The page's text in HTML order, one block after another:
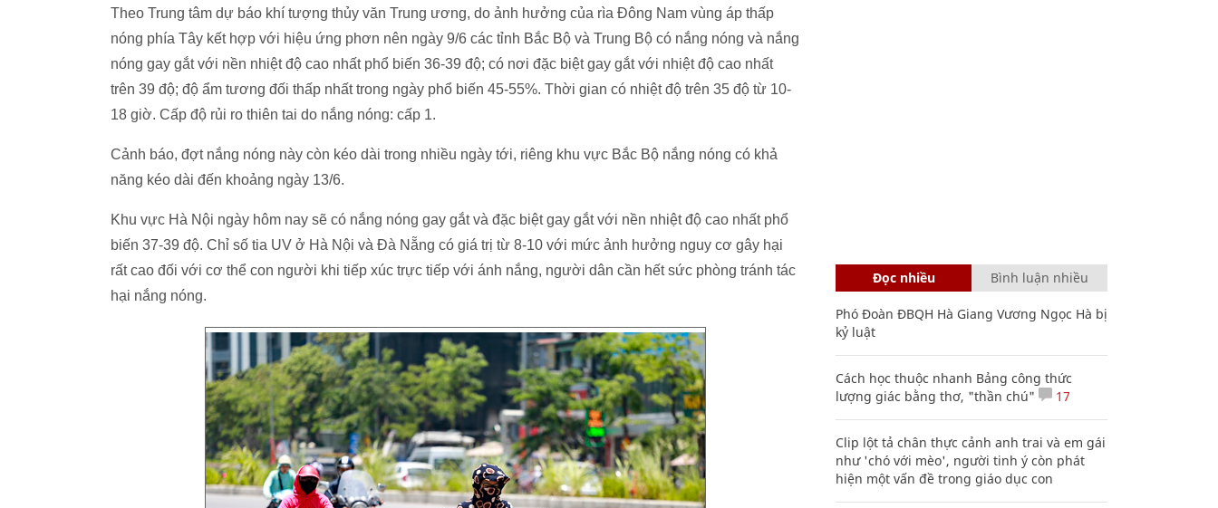
Theo Trung tâm dự báo khí tượng thủy văn Trung ương, do ảnh hưởng của rìa Đông Nam vùng áp thấp
nóng phía Tây kết hợp với hiệu ứng phơn nên ngày 9/6 các tỉnh Bắc Bộ và Trung Bộ có nắng nóng và nắng
nóng gay gắt với nền nhiệt độ cao nhất phổ biến 36-39 độ; có nơi đặc biệt gay gắt với nhiệt độ cao nhất
trên 39 độ; độ ẩm tương đối thấp nhất trong ngày phổ biến 45-55%. Thời gian có nhiệt độ trên 35 độ từ 10-
18 giờ. Cấp độ rủi ro thiên tai do nắng nóng: cấp 1.
Cảnh báo, đợt nắng nóng này còn kéo dài trong nhiều ngày tới, riêng khu vực Bắc Bộ nắng nóng có khả
năng kéo dài đến khoảng ngày 13/6.
Khu vực Hà Nội ngày hôm nay sẽ có nắng nóng gay gắt và đặc biệt gay gắt với nền nhiệt độ cao nhất phổ
biến 37-39 độ. Chỉ số tia UV ở Hà Nội và Đà Nẵng có giá trị từ 8-10 với mức ảnh hưởng nguy cơ gây hại
rất cao đối với cơ thể con người khi tiếp xúc trực tiếp với ánh nắng, người dân cần hết sức phòng tránh tác
hại nắng nóng.
Đọc nhiều Bình luận nhiều
Phó Đoàn ĐBQH Hà Giang Vương Ngọc Hà bị
kỷ luật
Cách học thuộc nhanh Bảng công thức
lượng giác bằng thơ, "thần chú"
17
Clip lột tả chân thực cảnh anh trai và em gái
như 'chó với mèo', người tinh ý còn phát
hiện một vấn đề trong giáo dục con